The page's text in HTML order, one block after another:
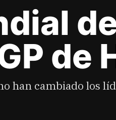
de
han cambiado los